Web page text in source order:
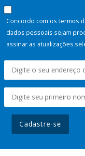
Concordo com os termos
dados pessoais sejam
assinar as atualizações
Cadastre-se